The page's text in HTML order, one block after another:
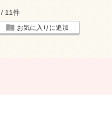
/ 11件
お気に入りに追加